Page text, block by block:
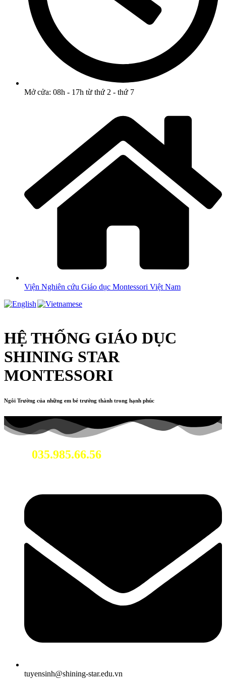
Mở cửa: 08h - 17h từ thứ 2 - thứ 7
Viện Nghiên cứu Giáo dục Montessori Việt Nam
HỆ THỐNG GIÁO DỤC
SHINING STAR
MONTESSORI
Ngôi Trường của những em bé trưởng thành trong hạnh phúc
035.985.66.56
tuyensinh@shining-star.edu.vn